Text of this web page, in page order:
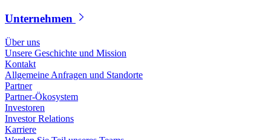
Unternehmen
Über uns
Unsere Geschichte und Mission
Kontakt
Allgemeine Anfragen und Standorte
Partner
Partner-Ökosystem
Investoren
Investor Relations
Karriere